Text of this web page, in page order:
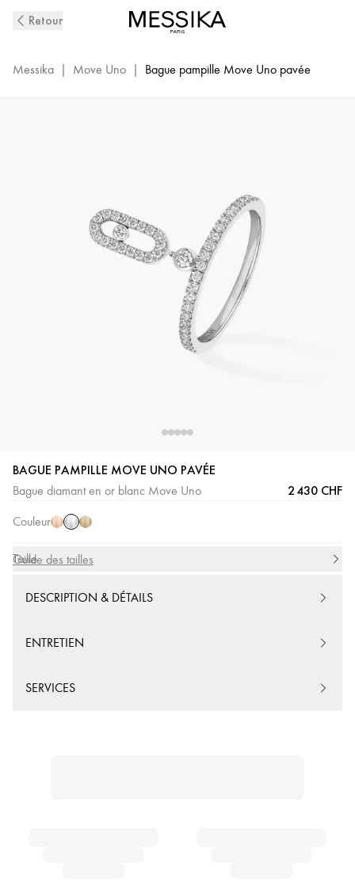
Diamant
Or
Retour
Messika | Move Uno | Bague pampille Move Uno pavée
BAGUE PAMPILLE MOVE UNO PAVÉE
Bague diamant en or blanc Move Uno 2 430 CHF
Couleur
Or
Or
Blanc
Or
Guide des tailles
Taille
DESCRIPTION & DÉTAILS
ENTRETIEN
SERVICES